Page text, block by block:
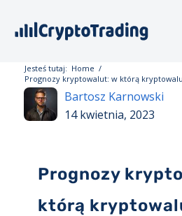
Jesteś tutaj: Home /
Prognozy kryptowalut: w którą
Bartosz Karnowski
14 kwietnia, 2023
Prognozy
którą